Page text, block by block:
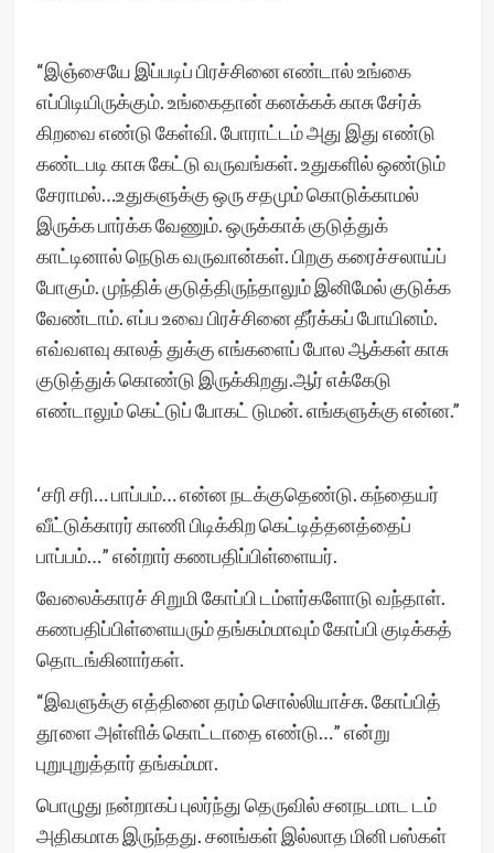
“இஞ்சையே இப்படிப் பிரச்சினை எண்டால் உங்கை
எப்பிடியிருக்கும். உங்கைதான் கனக்கக் காசு சேர்க்
கிறவை எண்டு கேள்வி. போராட்டம் அது இது எண்டு
கண்டபடி காசு கேட்டு வருவங்கள். உதுகளில் ஒண்டும்
சேராமல்…உதுகளுக்கு ஒரு சதமும் கொடுக்காமல்
இருக்க பார்க்க வேணும். ஒருக்காக் குடுத்துக்
காட்டினால் நெடுக வருவான்கள். பிறகு கரைச்சலாய்ப்
போகும். முந்திக் குடுத்திருந்தாலும் இனிமேல் குடுக்க
வேண்டாம். எப்ப உவை பிரச்சினை தீர்க்கப் போயினம்.
எவ்வளவு காலத் துக்கு எங்களைப் போல ஆக்கள் காசு
குடுத்துக் கொண்டு இருக்கிறது.ஆர் எக்கேடு
எண்டாலும் கெட்டுப் போகட் டுமன். எங்களுக்கு என்ன.”
‘சரி சரி… பாப்பம்… என்ன நடக்குதெண்டு. கந்தையர்
வீட்டுக்காரர் காணி பிடிக்கிற கெட்டித்தனத்தைப்
பாப்பம்…” என்றார் கணபதிப்பிள்ளையர்.
வேலைக்காரச் சிறுமி கோப்பி டம்ளர்களோடு வந்தாள்.
கணபதிப்பிள்ளையரும் தங்கம்மாவும் கோப்பி குடிக்கத்
தொடங்கினார்கள்.
“இவளுக்கு எத்தினை தரம் சொல்லியாச்சு. கோப்பித்
தூளை அள்ளிக் கொட்டாதை எண்டு…” என்று
புறுபுறுத்தார் தங்கம்மா.
பொழுது நன்றாகப் புலர்ந்து தெருவில் சனநடமாட டம்
அதிகமாக இருந்தது. சனங்கள் இல்லாத மினி பஸ்கள்